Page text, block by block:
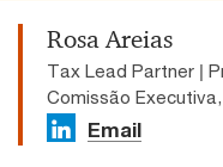
Rosa Areias
Tax Lead Partner |
Comissão
Email